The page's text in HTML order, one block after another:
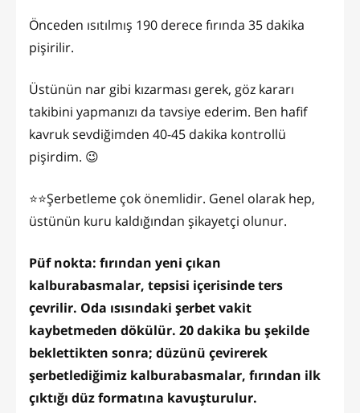
Önceden ısıtılmış 190 derece fırında 35 dakika
pişirilir.
Üstünün nar gibi kızarması gerek, göz kararı
takibini yapmanızı da tavsiye ederim. Ben hafif
kavruk sevdiğimden 40-45 dakika kontrollü
pişirdim. 😉
⭐️⭐️Şerbetleme çok önemlidir. Genel olarak hep,
üstünün kuru kaldığından şikayetçi olunur.
Püf nokta: fırından yeni çıkan
kalburabasmalar, tepsisi içerisinde ters
çevrilir. Oda ısısındaki şerbet vakit
kaybetmeden dökülür. 20 dakika bu şekilde
beklettikten sonra; düzünü çevirerek
şerbetlediğimiz kalburabasmalar, fırından ilk
çıktığı düz formatına kavuşturulur.